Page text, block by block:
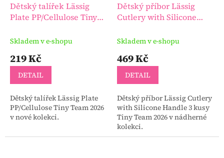
Dětský talířek Lässig
Plate PP/Cellulose Tiny
Skladem v e-shopu
219 Kč
DETAIL
Dětský talířek Lässig Plate
PP/Cellulose Tiny Team 2026
v nové kolekci.
Dětský příbor Lässig
Cutlery with Silicone
2026
Skladem v e-shopu
469 Kč
DETAIL
Dětský příbor Lässig Cutlery
with Silicone Handle 3 kusy
Tiny Team 2026 v nádherné
kolekci.